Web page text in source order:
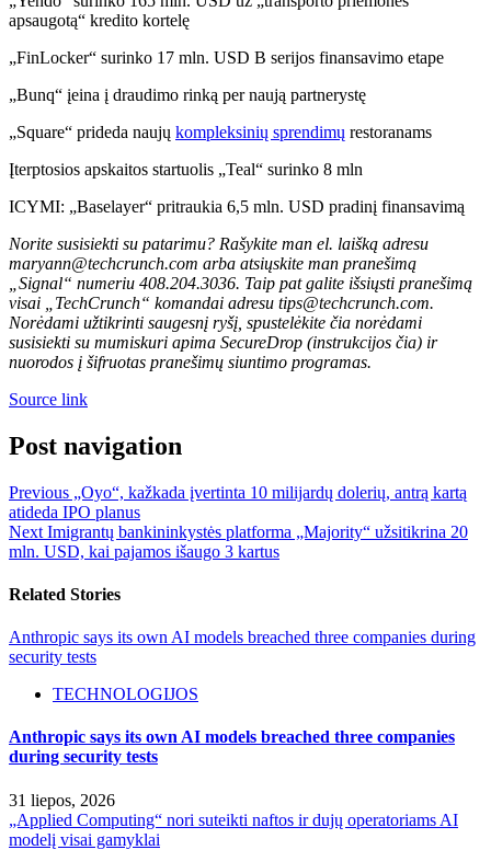
apsaugotą“ kredito kortelę
„FinLocker“ surinko 17 mln. USD B serijos finansavimo etape
„Bunq“ įeina į draudimo rinką per naują partnerystę
„Square“ prideda naujų kompleksinių sprendimų restoranams
Įterptosios apskaitos startuolis „Teal“ surinko 8 mln
ICYMI: „Baselayer“ pritraukia 6,5 ​​mln. USD pradinį finansavimą
Norite susisiekti su patarimu? Rašykite man el. laišką adresu
maryann@techcrunch.com arba atsiųskite man pranešimą
„Signal“ numeriu 408.204.3036. Taip pat galite išsiųsti pranešimą
visai „TechCrunch“ komandai adresu tips@techcrunch.com.
Norėdami užtikrinti saugesnį ryšį, spustelėkite čia norėdami
susisiekti su mumiskuri apima SecureDrop (instrukcijos čia) ir
nuorodos į šifruotas pranešimų siuntimo programas.
Source link
Post navigation
Previous „Oyo“, kažkada įvertinta 10 milijardų dolerių, antrą kartą
atideda IPO planus
Next Imigrantų bankininkystės platforma „Majority“ užsitikrina 20
mln. USD, kai pajamos išaugo 3 kartus
Related Stories
Anthropic says its own AI models breached three companies during
security tests
TECHNOLOGIJOS
Anthropic says its own AI models breached three companies
during security tests
31 liepos, 2026
„Applied Computing“ nori suteikti naftos ir dujų operatoriams AI
modelį visai gamyklai